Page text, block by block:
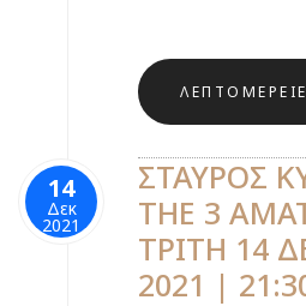
14
Δεκ
2021
ΣΤΑΥΡΟΣ
THE 3
ΤΡΙΤΗ 14
2021 |